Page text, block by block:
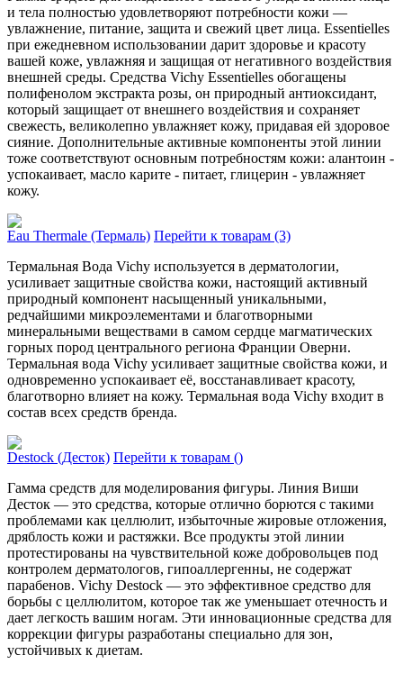
и тела полностью удовлетворяют потребности кожи —
увлажнение, питание, защита и свежий цвет лица. Essentielles
при ежедневном использовании дарит здоровье и красоту
вашей коже, увлажняя и защищая от негативного воздействия
внешней среды. Средства Vichy Essentielles обогащены
полифенолом экстракта розы, он природный антиоксидант,
который защищает от внешнего воздействия и сохраняет
свежесть, великолепно увлажняет кожу, придавая ей здоровое
сияние. Дополнительные активные компоненты этой линии
тоже соответствуют основным потребностям кожи: алантоин -
успокаивает, масло карите - питает, глицерин - увлажняет
кожу.
Eau Thermale (Термаль) Перейти к товарам (3)
Терма­льная Вода Vichy используется в дерматологии,
усиливает защи­тные свойства кожи, настоящий активный
природный компонент насыщенный уникальными,
редчайшими микроэлементами и благотворными
минеральными веществами в самом сердце магма­тических
горных пород центрального региона Франции Оверни.
Термальная вода Vichy усиливает защитные свойства кожи, и
одновременно успокаивает её, восстанавливает красоту,
благотворно влияет на кожу. Термальная вода Vichy входит в
состав всех средств бренда.
Destock (Десток) Перейти к товарам ()
Гамма средств для моделирования фигуры. Линия Виши
Десток — это средства, которые отлично борются с такими
проблемами как целлюлит, избыточные жировые отложения,
дряблость кожи и растяжки. Все продукты этой линии
протестированы на чувствительной коже добровольцев под
контролем дерматологов, гипоаллергенны, не содержат
парабенов. Vichy Destock — это эффективное средство для
борьбы с целлюлитом, которое так же уменьшает отечность и
дает легкость вашим ногам. Эти инновационные средства для
коррекции фигуры разработаны специально для зон,
устойчивых к диетам.